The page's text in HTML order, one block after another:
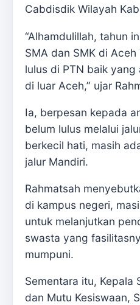
Cabdisdik Wilayah
“Alhamdulillah, tahun
SMA dan SMK di
lulus di PTN baik
di luar Aceh,” ujar
Ia, berpesan kepada
belum lulus melalui
berkecil hati, masih
jalur Mandiri.
Rahmatsah
di kampus negeri,
untuk melanjutkan
swasta yang
mumpuni.
Sementara itu, Kepala
dan Mutu Kesiswaan,